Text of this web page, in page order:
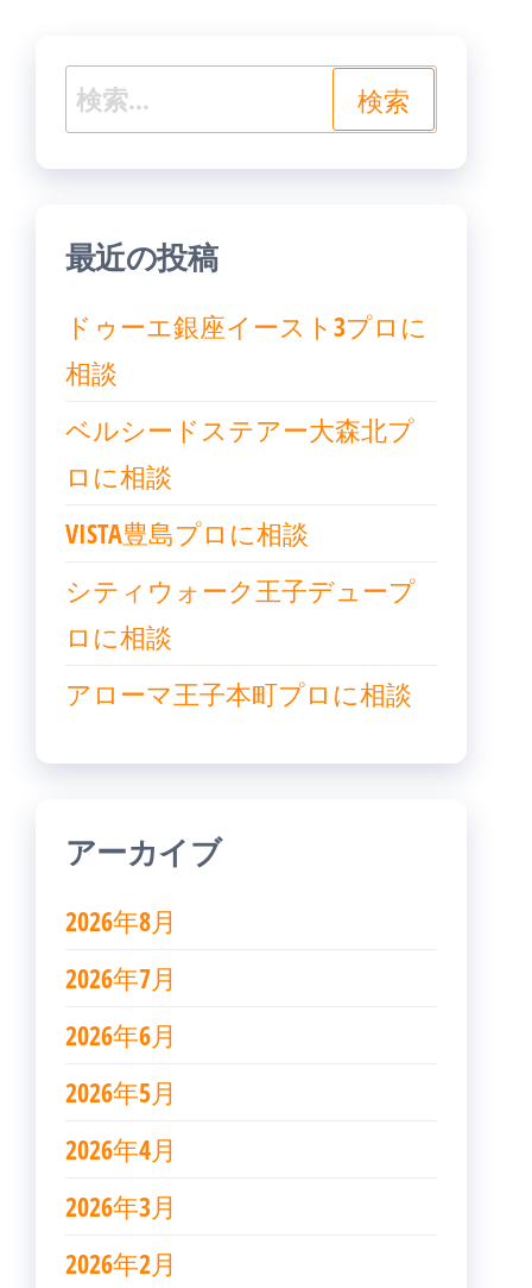
ョ検
索:
最近の投稿
ドゥーエ銀座イースト3プロに
相談
ベルシードステアー大森北プ
ロに相談
VISTA豊島プロに相談
シティウォーク王子デュープ
ロに相談
アローマ王子本町プロに相談
アーカイブ
2026年8月
2026年7月
2026年6月
2026年5月
2026年4月
2026年3月
2026年2月